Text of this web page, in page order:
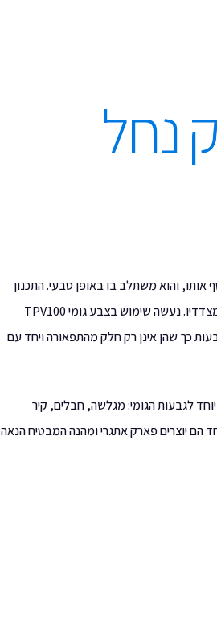
נחל
והוא משתלב בו באופן טבעי. התכנון
נעשה בקפידה על מנת ליצור מראה כולל של נחל ושתי גדות מצדדיו. נעשה שימוש בצבע גומי TPV100
כך שהן אינן רק חלק מהתפאורה ויחד עם
לגבעות הגומי: מגלשה, חבלים, קיר
הם יוצרים פארק אתגרי ומהנה המבטיח הנאה